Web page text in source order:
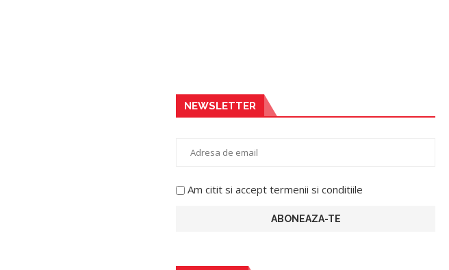
NEWSLETTER
Am citit si accept termenii si conditiile